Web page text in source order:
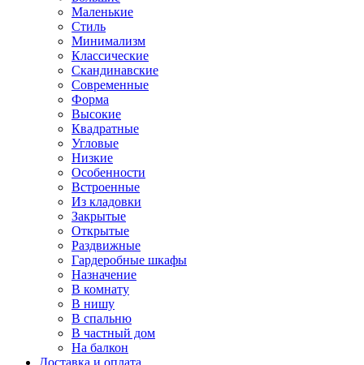
Маленькие
Стиль
Минимализм
Классические
Скандинавские
Современные
Форма
Высокие
Квадратные
Угловые
Низкие
Особенности
Встроенные
Из кладовки
Закрытые
Открытые
Раздвижные
Гардеробные шкафы
Назначение
В комнату
В нишу
В спальню
В частный дом
На балкон
Доставка и оплата